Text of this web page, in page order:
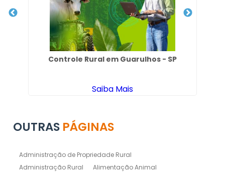
Controle Rural em Guarulhos - SP
Saiba Mais
OUTRAS PÁGINAS
Administração de Propriedade Rural
Administração Rural
Alimentação Animal